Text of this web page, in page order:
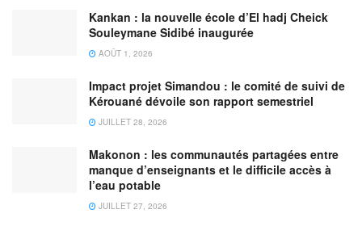
Kankan : la nouvelle école d’El hadj Cheick
Souleymane Sidibé inaugurée
AOÛT 1, 2026
Impact projet Simandou : le comité de suivi de
Kérouané dévoile son rapport semestriel
JUILLET 28, 2026
Makonon : les communautés partagées entre
manque d’enseignants et le difficile accès à
l’eau potable
JUILLET 27, 2026